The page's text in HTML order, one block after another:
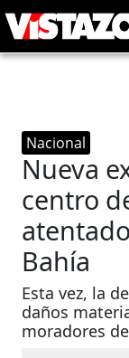
Nacional
Nueva
centro
Bahía
Esta vez, la
daños
moradores